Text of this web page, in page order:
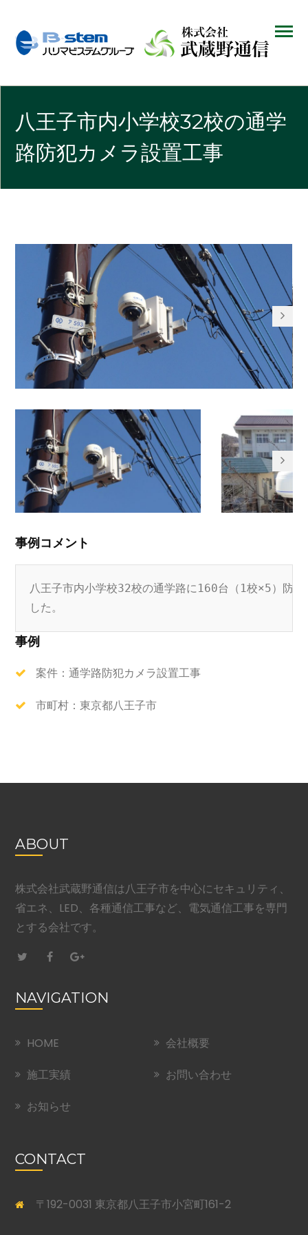
八王子市内小学校32校の通学
路防犯カメラ設置工事
事例コメント
八王子市内小学校32校の通学路に160台（1校×5）防犯
した。
事例
案件：通学路防犯カメラ設置工事
市町村：東京都八王子市
ABOUT
株式会社武蔵野通信は八王子市を中心にセキュリティ、
省エネ、LED、各種通信工事など、電気通信工事を専門
とする会社です。
NAVIGATION
HOME
会社概要
施工実績
お問い合わせ
お知らせ
CONTACT
〒192-0031 東京都八王子市小宮町161-2